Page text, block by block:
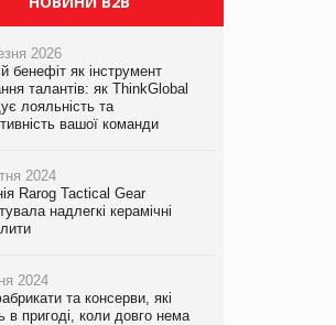
2026
бенефіт як інструмент
талантів: як ThinkGlobal
лояльність та
вашої команди
2024
Rarog Tactical Gear
надлегкі керамічні
2024
та консерви, які
в пригоді, коли довго нема